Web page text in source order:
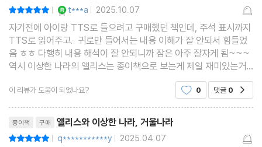
| t***a | 2025.10.07
자기전에 아이랑 TTS로 들으려고 구매했던 책인데, 주석 표시까지
TTS로 읽어주고.. 귀로만 들어서는 내용 이해가 잘 안되서 힘들었
음 ㅎㅎ 다행히 내용 해석이 잘 안되니까 잠은 아주 잘자게 됨~~~
역시 이상한 나라의 앨리스는 종이책으로 보는게 제일 재미있는거
이 리뷰가 도움이 되었나요? 0 댓글 0
종이책 구매 앨리스와 이상한 나라, 거울나라
| q***********y | 2025.04.07